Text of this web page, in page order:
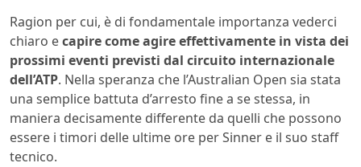
Ragion per cui, è di fondamentale importanza vederci
chiaro ecapire come agire effettivamente in vista dei
prossimi eventi previsti dal circuito internazionale
dell’ATP. Nella speranza che l’Australian Open sia stata
una semplice battuta d’arresto fine a se stessa, in
maniera decisamente differente da quelli che possono
essere i timori delle ultime ore per Sinner e il suo staff
tecnico.